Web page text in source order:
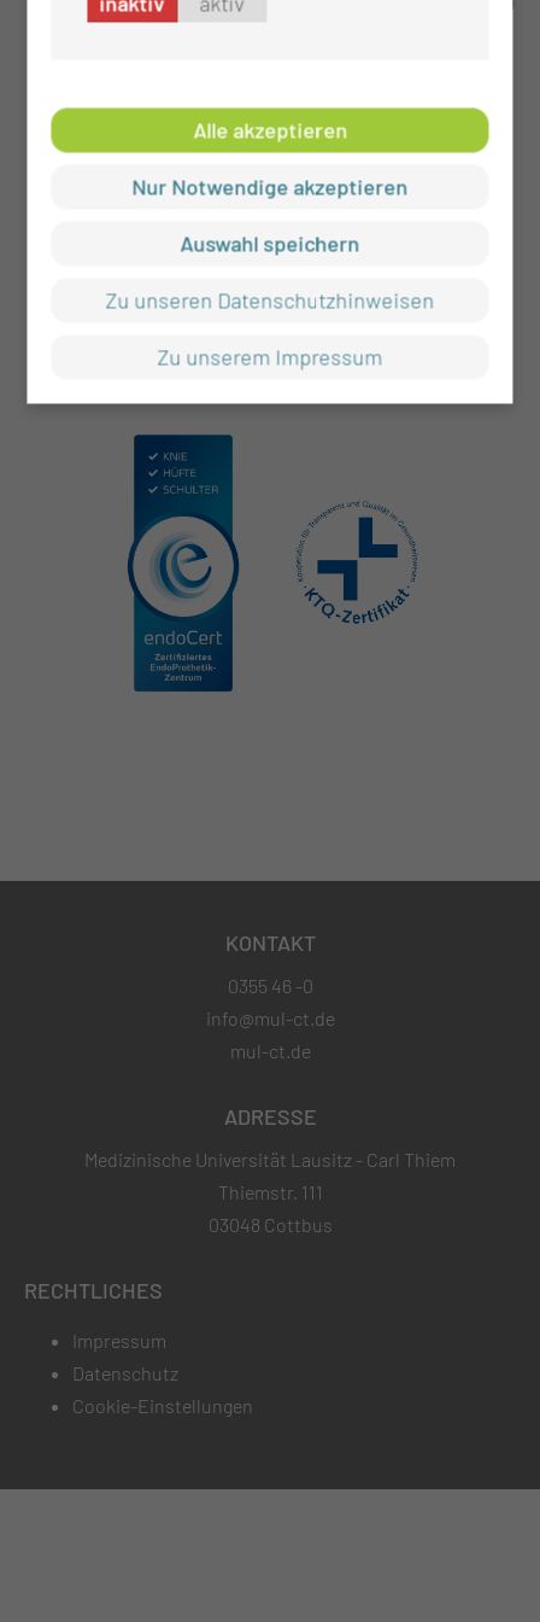
Teilnahme an Fortbildungen,
Tumorkonferenzen, mikrobiologischen
Fallbesprechungen etc.
KONTAKT
0355 46 -0
info@mul-ct.de
mul-ct.de
ADRESSE
Medizinische Universität Lausitz - Carl Thiem
Thiemstr. 111
03048 Cottbus
RECHTLICHES
Impressum
Datenschutz
Cookie-Einstellungen
Alle akzeptieren
Nur Notwendige akzeptieren
Auswahl speichern
Zu unseren Datenschutzhinweisen
Zu unserem Impressum